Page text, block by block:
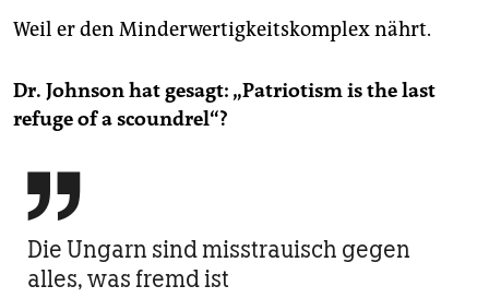
Weil er den Minderwertigkeitskomplex nährt.
Dr. Johnson hat gesagt: „Patriotism is the last
refuge of a scound­rel“?

Die Ungarn sind misstrauisch gegen
alles, was fremd ist